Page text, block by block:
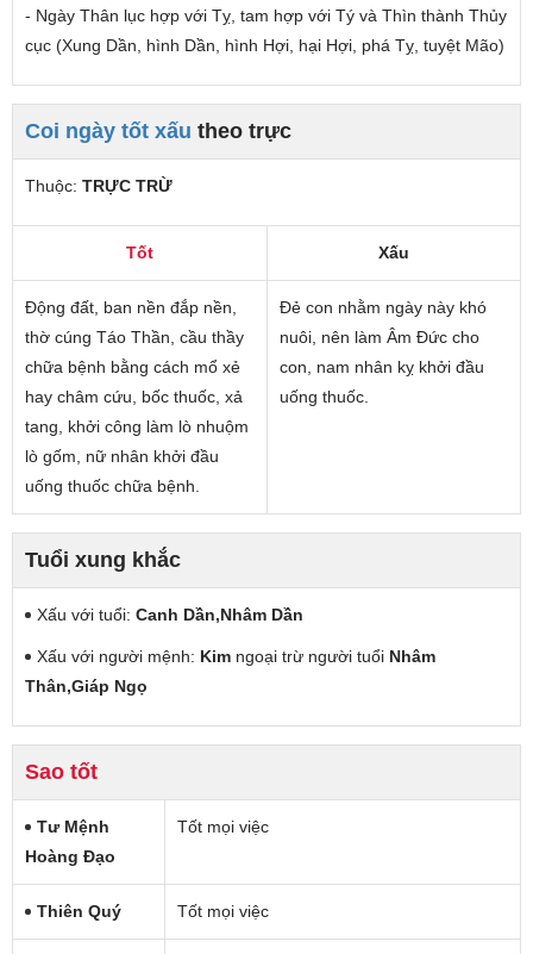
- Ngày Thân lục hợp với Tỵ, tam hợp với Tý và Thìn thành Thủy
cục (Xung Dần, hình Dần, hình Hợi, hại Hợi, phá Tỵ, tuyệt Mão)
Coi ngày tốt xấu theo trực
Thuộc: TRỰC TRỪ
Tốt Xấu
Động đất, ban nền đắp nền,
thờ cúng Táo Thần, cầu thầy
chữa bệnh bằng cách mổ xẻ
hay châm cứu, bốc thuốc, xả
tang, khởi công làm lò nhuộm
lò gốm, nữ nhân khởi đầu
uống thuốc chữa bệnh.
Đẻ con nhằm ngày này khó
nuôi, nên làm Âm Đức cho
con, nam nhân kỵ khởi đầu
uống thuốc.
Tuổi xung khắc
Xấu với tuổi: Canh Dần,Nhâm Dần
Xấu với người mệnh: Kim ngoại trừ người tuổi Nhâm
Thân,Giáp Ngọ
Sao tốt
Tư Mệnh
Hoàng Đạo
Tốt mọi việc
Thiên Quý Tốt mọi việc